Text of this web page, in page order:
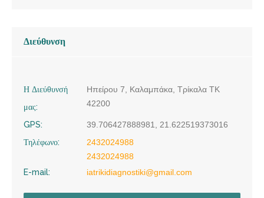
Διεύθυνση
Η Διεύθυνσή
μας:
Ηπείρου 7, Καλαμπάκα, Τρίκαλα ΤΚ
42200
GPS:
39.706427888981, 21.622519373016
Τηλέφωνο:
2432024988
2432024988
E-mail:
iatrikidiagnostiki@gmail.com